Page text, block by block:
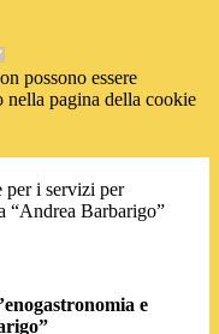
possono essere
nella pagina della cookie
per i servizi per
“Andrea Barbarigo”
e